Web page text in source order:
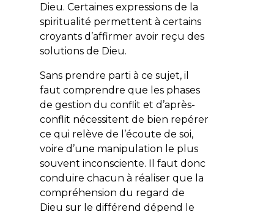
Dieu. Certaines expressions de la
spiritualité permettent à certains
croyants d’affirmer avoir reçu des
solutions de Dieu.
Sans prendre parti à ce sujet, il
faut comprendre que les phases
de gestion du conflit et d’après-
conflit nécessitent de bien repérer
ce qui relève de l’écoute de soi,
voire d’une manipulation le plus
souvent inconsciente. Il faut donc
conduire chacun à réaliser que la
compréhension du regard de
Dieu sur le différend dépend le